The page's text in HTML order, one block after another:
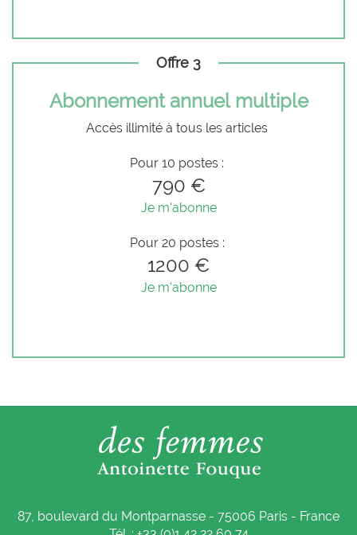
Offre 3
Abonnement annuel multiple
Accès illimité à tous les articles
Pour 10 postes :
790 €
Je m'abonne
Pour 20 postes :
1200 €
Je m'abonne
87, boulevard du Montparnasse - 75006 Paris - France